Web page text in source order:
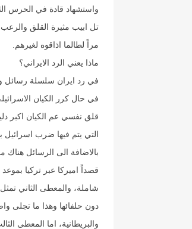
واستشهاد قادة في الحرس
تل ابيب مثيرة القلق
مراً لطالما اذاقوه لغيرهم.
ماذا يعني الرد الايراني؟
في رد ايران سلسلة رسائل
في حال كرر الكيان
قلق نفسي عم الكيان اكبر
التي يتم فيها ضرب اسرائيل
بالاضافة الى الرسائل هناك
قصداً اميركا عبر تركيا
شاملة، والمعطى الثاني
دون حلفائها وهذا ما تجلى
والبريطانية، اما المعطى